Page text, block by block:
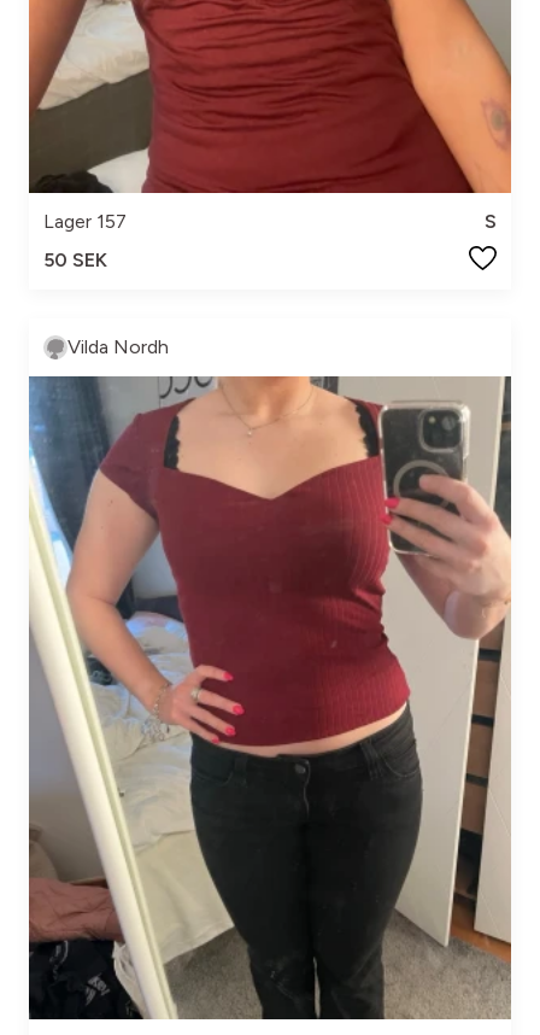
Lager 157
S
50 SEK
Vilda Nordh